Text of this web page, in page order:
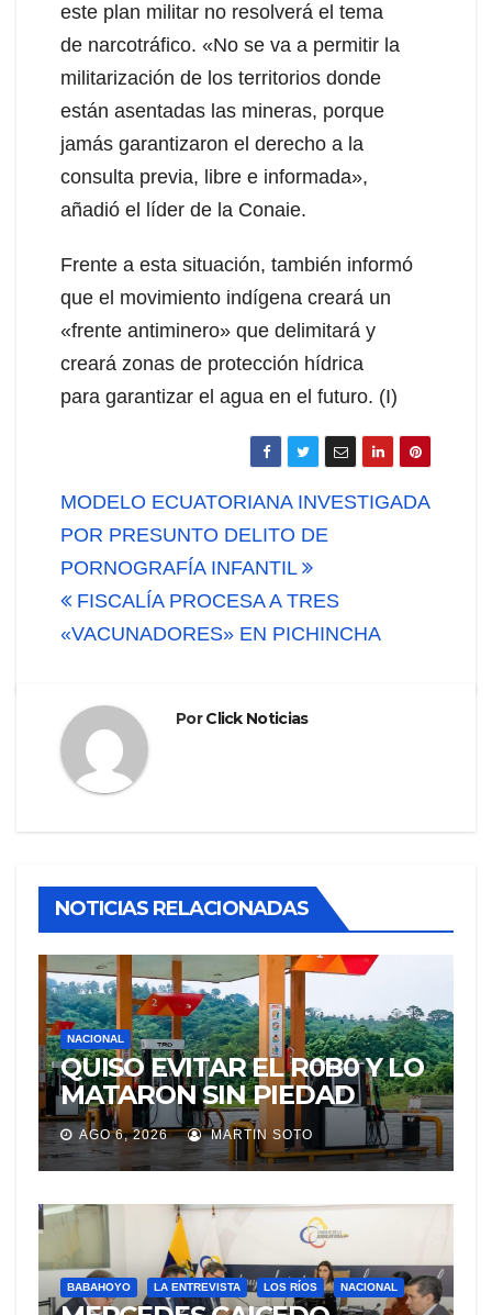
este plan militar no resolverá el tema
de narcotráfico. «No se va a permitir la
militarización de los territorios donde
están asentadas las mineras, porque
jamás garantizaron el derecho a la
consulta previa, libre e informada»,
añadió el líder de la Conaie.
Frente a esta situación, también informó
que el movimiento indígena creará un
«frente antiminero» que delimitará y
creará zonas de protección hídrica
para garantizar el agua en el futuro. (I)
Navegación
de
entradas
MODELO ECUATORIANA INVESTIGADA
POR PRESUNTO DELITO DE
PORNOGRAFÍA INFANTIL
FISCALÍA PROCESA A TRES
«VACUNADORES» EN PICHINCHA
PorClick Noticias
NOTICIAS RELACIONADAS
NACIONAL
QUISO EVITAR EL R0B0 Y LO
MATARON SIN PIEDAD
AGO 6, 2026 MARTIN SOTO
BABAHOYO LA ENTREVISTA LOS RÍOS NACIONAL